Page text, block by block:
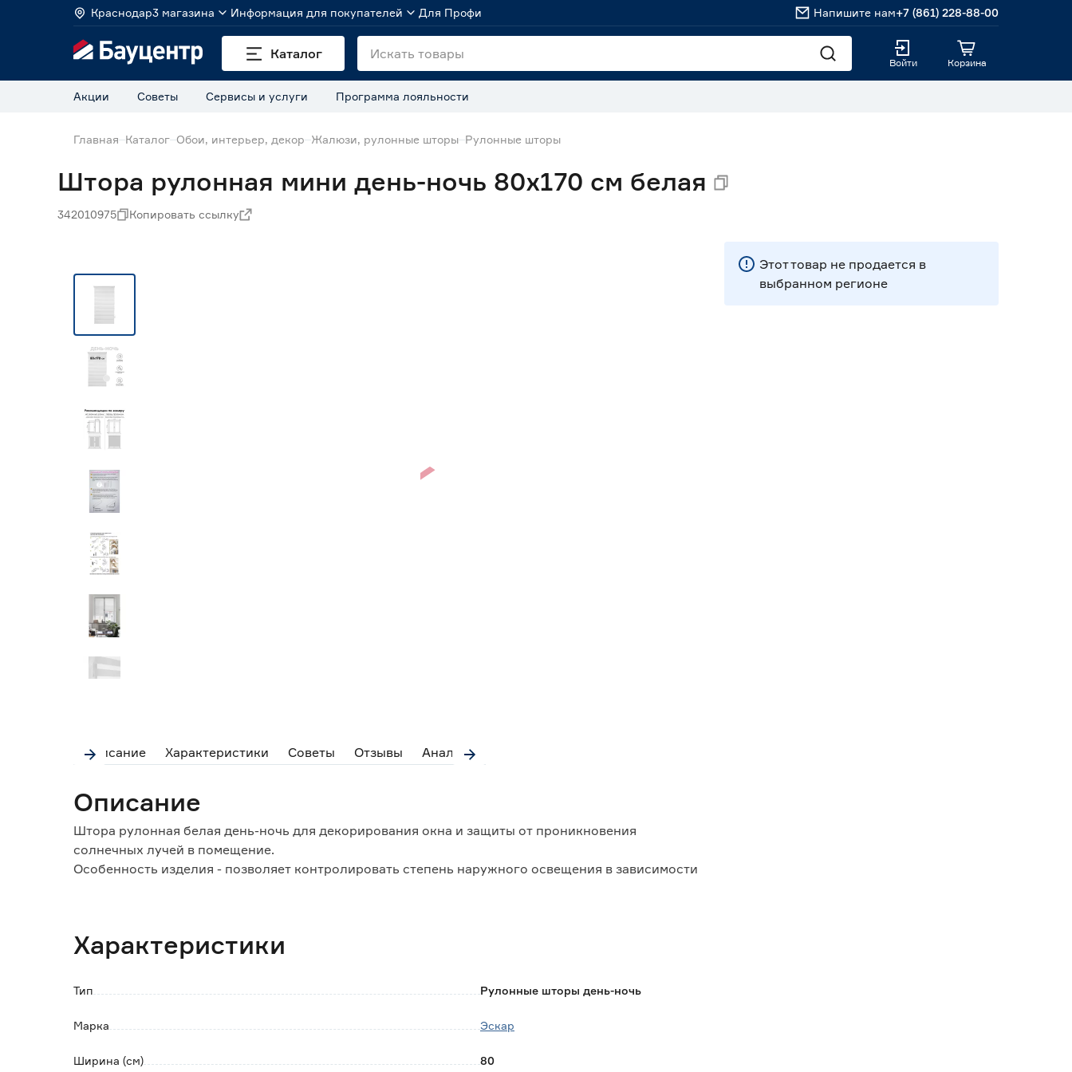
Краснодар3 магазина Информация для покупателей Для Профи Напишите нам+7 (861) 228-88-00
Каталог
Войти Корзина
Акции Советы Сервисы и услуги Программа лояльности
Главная Каталог Обои, интерьер, декор Жалюзи, рулонные шторы Рулонные шторы
Штора рулонная мини день-ночь 80х170 см белая
342010975 Копировать ссылку
Описание Характеристики Советы Отзывы Аналоги
Описание
Штора рулонная белая день-ночь для декорирования окна и защиты от проникновения
солнечных лучей в помещение.
Особенность изделия - позволяет контролировать степень наружного освещения в зависимости
- тканевое полотно, которое можно поднимать, скручивая в рулон, либо опускать вниз,
- вал с системой управления, на который производится намотка полотна шторы.
Отличие от обычных тканевых ролет - наличие двухслойного полотна.
полупрозрачного и непрозрачного материала.
Характеристики
Тип Рулонные шторы день-ночь
Марка Эскар
Ширина (см) 80
Этот товар не продается в
выбранном регионе